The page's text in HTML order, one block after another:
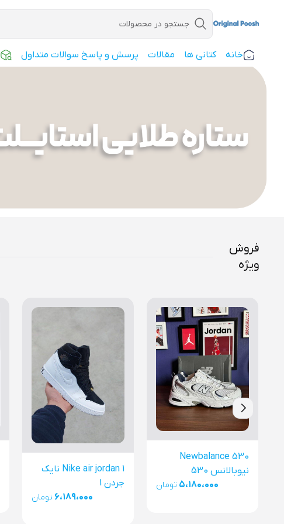
جستجو در محصولات
خانه کتانی ها مقالات پرسش و پاسخ سوالات متداول
فروش
ویژه
Newbalance 530
نیوبالانس 530
۵،۱۸۰،۰۰۰ تومان
Nike air jordan 1 نایک
جردن 1
۶،۱۸۹،۰۰۰ تومان